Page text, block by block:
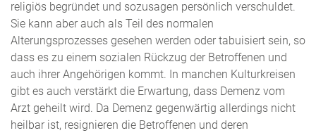
religiös begründet und sozusagen persönlich verschuldet.
Sie kann aber auch als Teil des normalen
Alterungsprozesses gesehen werden oder tabuisiert sein, so
dass es zu einem sozialen Rückzug der Betroffenen und
auch ihrer Angehörigen kommt. In manchen Kulturkreisen
gibt es auch verstärkt die Erwartung, dass Demenz vom
Arzt geheilt wird. Da Demenz gegenwärtig allerdings nicht
heilbar ist, resignieren die Betroffenen und deren